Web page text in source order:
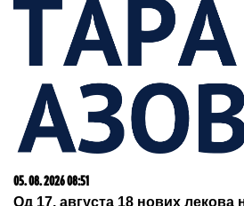
Centralna Srbija dobija bolnicu od
država ulaže 85 miliona evra